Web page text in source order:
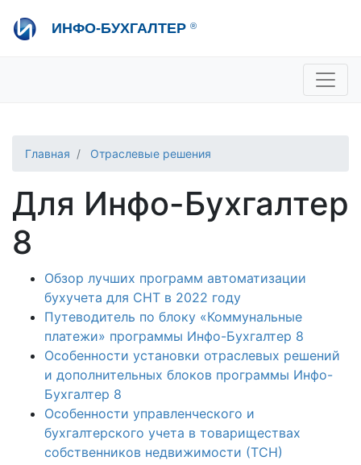
ИНФО-БУХГАЛТЕР ®
Отдел продаж
Консультации
Главная Отраслевые решения
Для Инфо-Бухгалтер
8
Обзор лучших программ автоматизации
бухучета для СНТ в 2022 году
Путеводитель по блоку «Коммунальные
платежи» программы Инфо-Бухгалтер 8
Особенности установки отраслевых решений
и дополнительных блоков программы Инфо-
Бухгалтер 8
Особенности управленческого и
бухгалтерского учета в товариществах
собственников недвижимости (ТСН)